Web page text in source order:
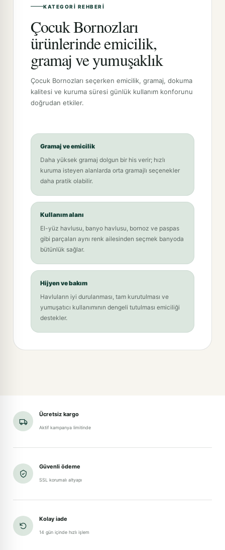
KATEGORI REHBERI
Çocuk Bornozları
ürünlerinde emicilik,
gramaj ve yumuşaklık
Çocuk Bornozları seçerken emicilik, gramaj, dokuma
kalitesi ve kuruma süresi günlük kullanım konforunu
doğrudan etkiler.
Gramaj ve emicilik
Daha yüksek gramaj dolgun bir his verir; hızlı
kuruma isteyen alanlarda orta gramajlı seçenekler
daha pratik olabilir.
Kullanım alanı
El-yüz havlusu, banyo havlusu, bornoz ve paspas
gibi parçaları aynı renk ailesinden seçmek banyoda
bütünlük sağlar.
Hijyen ve bakım
Havluların iyi durulanması, tam kurutulması ve
yumuşatıcı kullanımının dengeli tutulması emiciliği
destekler.
Ücretsiz kargo
Aktif kampanya limitinde
Güvenli ödeme
SSL korumalı altyapı
Kolay iade
14 gün içinde hızlı işlem